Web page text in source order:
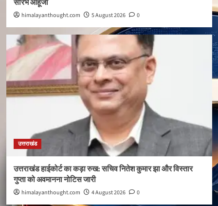
सौरभ आहूजा
himalayanthought.com 5 August 2026 0
उत्तराखंड
उत्तराखंड हाईकोर्ट का कड़ा रुख: सचिव नितेश कुमार झा और विस्तार
गुप्ता को अवमानना नोटिस जारी
himalayanthought.com 4 August 2026 0